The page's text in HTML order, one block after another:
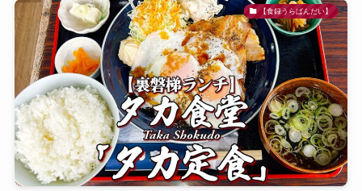
【食録うらばんだい】